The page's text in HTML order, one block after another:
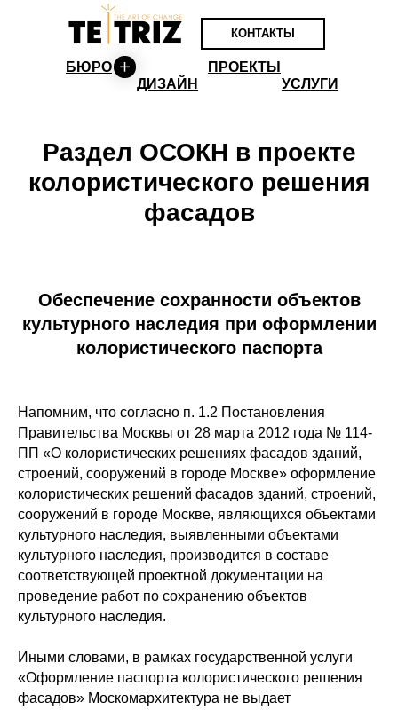
ПРОЕКТЫ
ДИЗАЙН
КОНТАКТЫ
УСЛУГИ
БЮРО
Раздел ОСОКН в проекте
колористического решения
фасадов
Обеспечение сохранности объектов
культурного наследия при оформлении
колористического паспорта
Напомним, что согласно п. 1.2 Постановления
Правительства Москвы от 28 марта 2012 года № 114-
ПП «О колористических решениях фасадов зданий,
строений, сооружений в городе Москве» оформление
колористических решений фасадов зданий, строений,
сооружений в городе Москве, являющихся объектами
культурного наследия, выявленными объектами
культурного наследия, производится в составе
соответствующей проектной документации на
проведение работ по сохранению объектов
культурного наследия.
Иными словами, в рамках государственной услуги
«Оформление паспорта колористического решения
фасадов» Москомархитектура не выдает